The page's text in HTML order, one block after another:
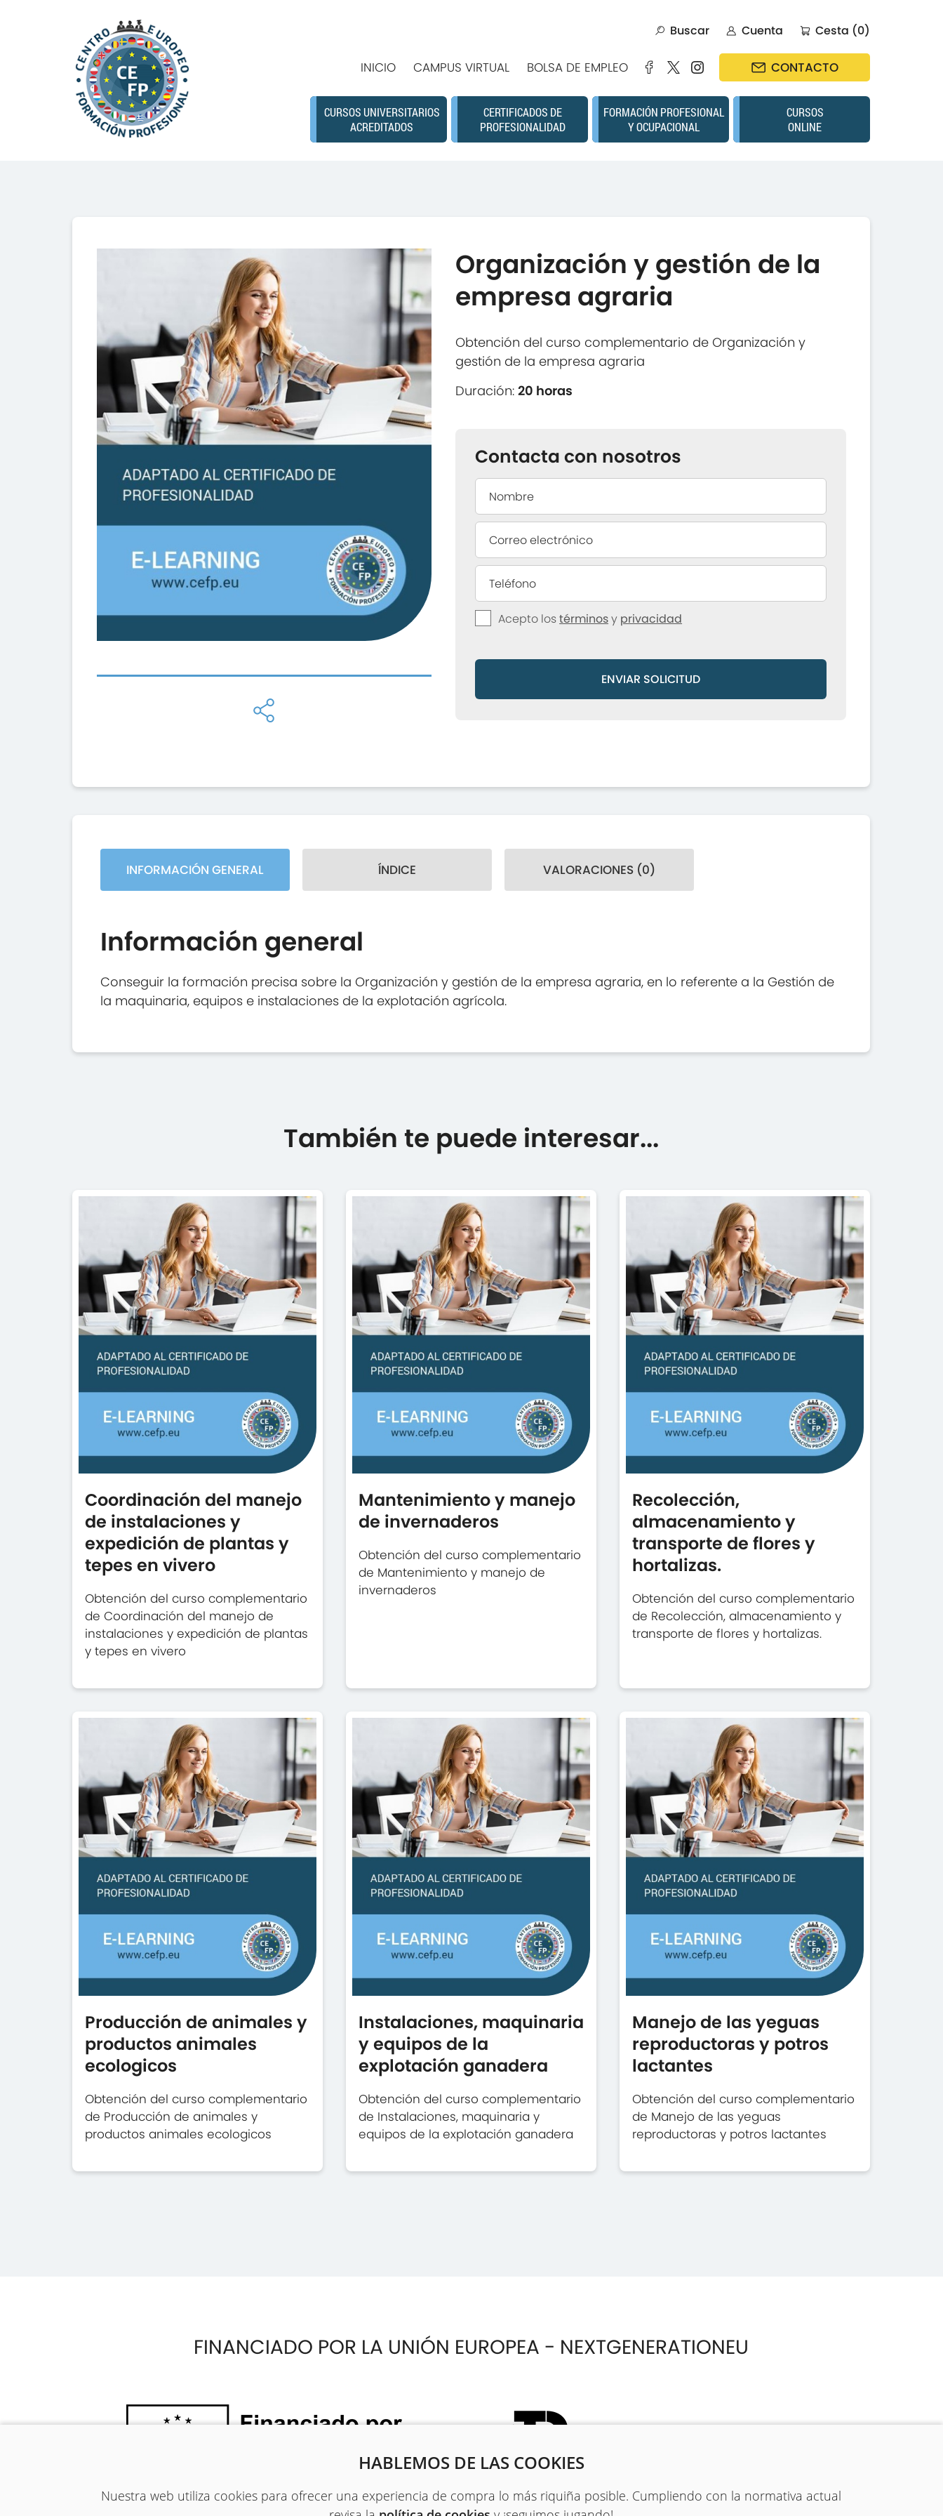
HABLEMOS DE LAS COOKIES
Nuestra web utiliza cookies para ofrecer una experiencia de compra lo más riquiña posible. Cumpliendo con la normativa actual
Buscar Cuenta Cesta (0)
INICIO CAMPUS VIRTUAL BOLSA DE EMPLEO CONTACTO
CURSOS UNIVERSITARIOS
ACREDITADOS
CERTIFICADOS DE
PROFESIONALIDAD
FORMACIÓN PROFESIONAL
Y OCUPACIONAL
CURSOS
ONLINE
Organización y gestión de la
empresa agraria
Obtención del curso complementario de Organización y
gestión de la empresa agraria
Duración:20 horas
Contacta con nosotros
Acepto lostérminosy privacidad
ENVIAR SOLICITUD
INFORMACIÓN GENERAL ÍNDICE VALORACIONES (0)
Información general
Conseguir la formación precisa sobre la Organización y gestión de la empresa agraria, en lo referente a la Gestión de
la maquinaria, equipos e instalaciones de la explotación agrícola.
También te puede interesar...
Coordinación del manejo
de instalaciones y
expedición de plantas y
tepes en vivero
Obtención del curso complementario
de Coordinación del manejo de
instalaciones y expedición de plantas
y tepes en vivero
Mantenimiento y manejo
de invernaderos
Obtención del curso complementario
de Mantenimiento y manejo de
invernaderos
Recolección,
almacenamiento y
transporte de flores y
hortalizas.
Obtención del curso complementario
de Recolección, almacenamiento y
transporte de flores y hortalizas.
Producción de animales y
productos animales
ecologicos
Obtención del curso complementario
de Producción de animales y
productos animales ecologicos
Instalaciones, maquinaria
y equipos de la
explotación ganadera
Obtención del curso complementario
de Instalaciones, maquinaria y
equipos de la explotación ganadera
Manejo de las yeguas
reproductoras y potros
lactantes
Obtención del curso complementario
de Manejo de las yeguas
reproductoras y potros lactantes
FINANCIADO POR LA UNIÓN EUROPEA - NEXTGENERATIONEU